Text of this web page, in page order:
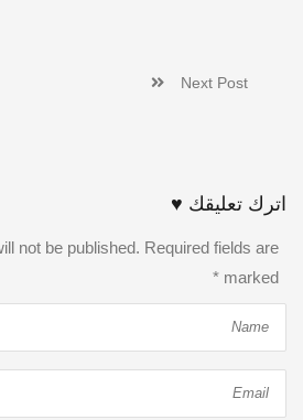
Next Post
اترك تعليقك ♥
not be published. Required fields are
marked
*